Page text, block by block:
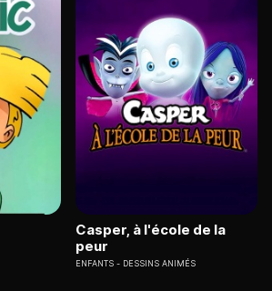
Casper, à l'école de la
peur
ENFANTS DESSINS ANIMÉS